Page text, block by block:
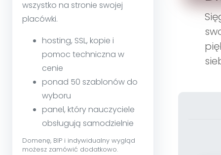
wszystko na stronie swojej
placówki.
hosting, SSL, kopie i
pomoc techniczna w
cenie
ponad 50 szablonów do
wyboru
panel, który nauczyciele
obsługują samodzielnie
Domenę, BIP i indywidualny wygląd
możesz zamówić dodatkowo.